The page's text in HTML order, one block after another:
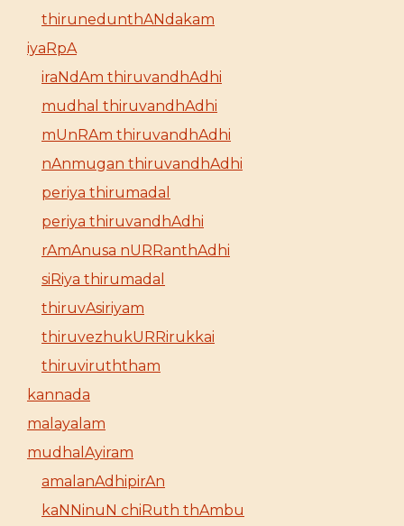
thirunedunthANdakam
iyaRpA
iraNdAm thiruvandhAdhi
mudhal thiruvandhAdhi
mUnRAm thiruvandhAdhi
nAnmugan thiruvandhAdhi
periya thirumadal
periya thiruvandhAdhi
rAmAnusa nURRanthAdhi
siRiya thirumadal
thiruvAsiriyam
thiruvezhukURRirukkai
thiruviruththam
kannada
malayalam
mudhalAyiram
amalanAdhipirAn
kaNNinuN chiRuth thAmbu